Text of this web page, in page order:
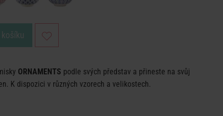
ORNAMENTS podle svých představ a přineste na svůj
K dispozici v různých vzorech a velikostech.